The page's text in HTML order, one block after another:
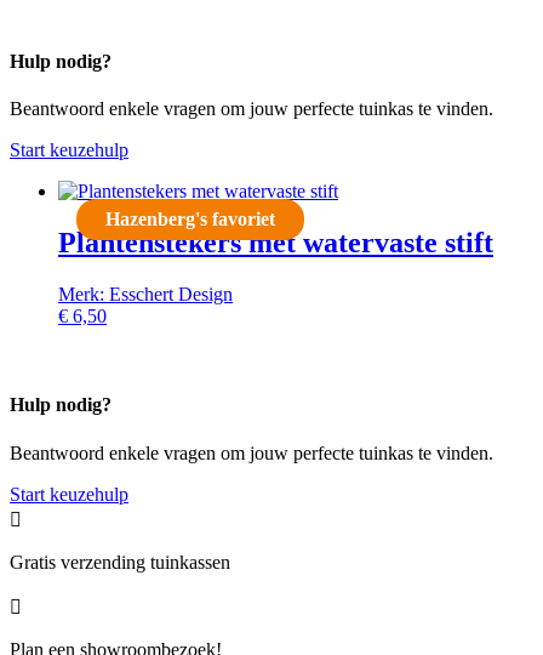
Hulp nodig?
Beantwoord enkele vragen om jouw perfecte tuinkas te vinden.
Start keuzehulp
Hazenberg's favoriet
Plantenstekers met watervaste stift
Merk: Esschert Design
€ 6,50
Hulp nodig?
Beantwoord enkele vragen om jouw perfecte tuinkas te vinden.
Start keuzehulp

Gratis verzending tuinkassen

Plan een showroombezoek!